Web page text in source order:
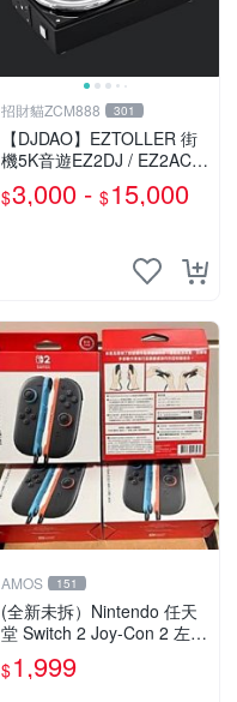
招財貓ZCM888 301
【DJDAO】EZTOLLER 街
機5K音遊EZ2DJ / EZ2AC /
EZ2ON 專用手台
$3,000 - $15,000
AMOS 151
(全新未拆）Nintendo 任天
堂 Switch 2 Joy-Con 2 左右
手控制器 NS2 現貨 台灣公
司貨/switch2 手把/
$1,999